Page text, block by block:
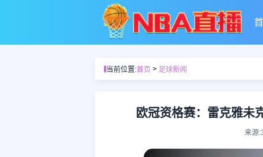
当前位置:首页 > 足球新闻
欧冠资格赛：雷克雅未
来源